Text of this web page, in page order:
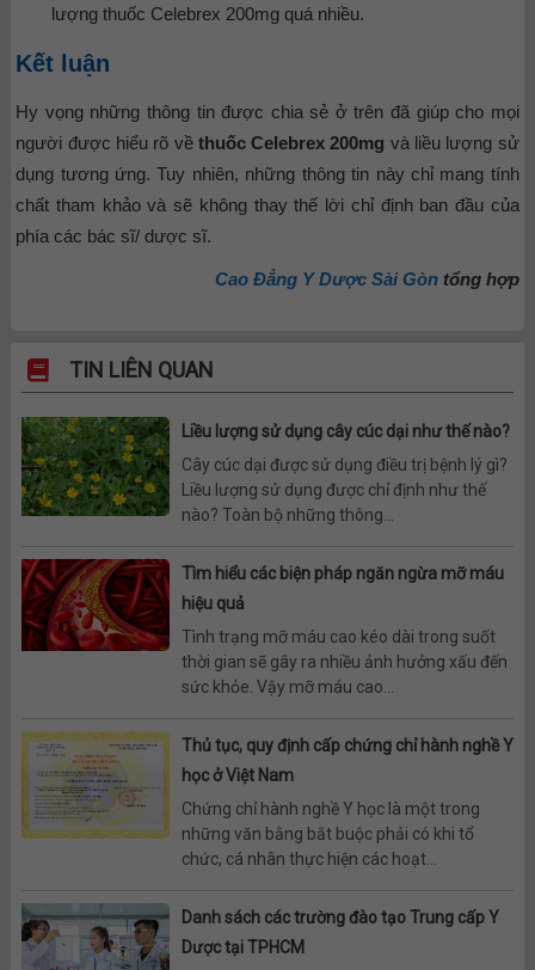
lượng thuốc Celebrex 200mg quá nhiều.
Kết luận
Hy vọng những thông tin được chia sẻ ở trên đã giúp cho mọi
người được hiểu rõ về thuốc Celebrex 200mg và liều lượng sử
dụng tương ứng. Tuy nhiên, những thông tin này chỉ mang tính
chất tham khảo và sẽ không thay thế lời chỉ định ban đầu của
phía các bác sĩ/ dược sĩ.
Cao Đẳng Y Dược Sài Gòntổng hợp
TIN LIÊN QUAN
Liều lượng sử dụng cây cúc dại như thế nào?
Cây cúc dại được sử dụng điều trị bệnh lý gì?
Liều lượng sử dụng được chỉ định như thế
nào? Toàn bộ những thông...
Tìm hiểu các biện pháp ngăn ngừa mỡ máu
hiệu quả
Tình trạng mỡ máu cao kéo dài trong suốt
thời gian sẽ gây ra nhiều ảnh hưởng xấu đến
sức khỏe. Vậy mỡ máu cao...
Thủ tục, quy định cấp chứng chỉ hành nghề Y
học ở Việt Nam
Chứng chỉ hành nghề Y học là một trong
những văn bằng bắt buộc phải có khi tổ
chức, cá nhân thực hiện các hoạt...
Danh sách các trường đào tạo Trung cấp Y
Dược tại TPHCM